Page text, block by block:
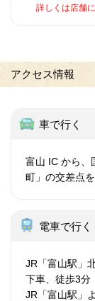
詳しくは店舗
アクセス情報
車で行く
富山 IC から、
町」の交差点
電車で行く
JR「富山駅」
下車、徒歩3分
JR「富山駅」